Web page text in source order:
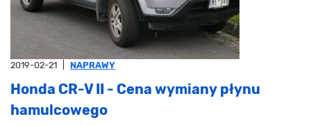
2019-02-21 NAPRAWY
Honda CR-V II - Cena wymiany płynu
hamulcowego